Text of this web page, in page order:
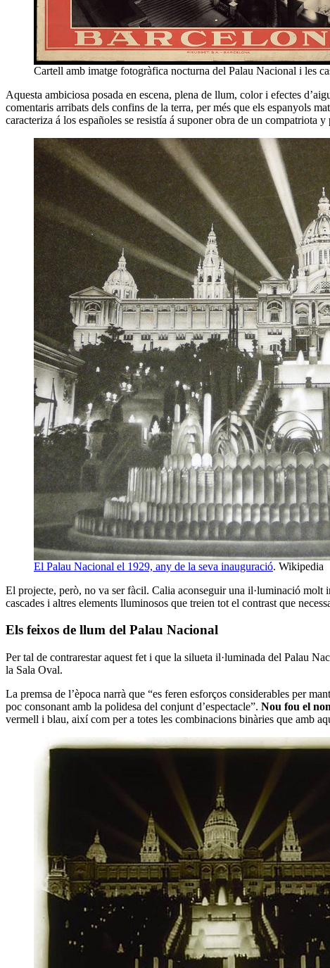
Cartell amb imatge fotogràfica nocturna del Palau Nacional i les
Aquesta ambiciosa posada en escena, plena de llum, color i efectes
comentaris arribats dels confins de la terra, per més que els espanyols
caracteriza á los españoles se resistía á suponer obra de un
El Palau Nacional el 1929, any de la seva inauguració. Wikipedia
El projecte, però, no va ser fàcil. Calia aconseguir una il·luminació molt
cascades i altres elements lluminosos que treien tot el contrast que
Els feixos de llum del Palau Nacional
Per tal de contrarestar aquest fet i que la silueta il·luminada del Palau
la Sala Oval.
La premsa de l’època narrà que “es feren esforços considerables per
poc consonant amb la polidesa del conjunt d’espectacle”. Nou fou el
vermell i blau, així com per a totes les combinacions binàries que amb